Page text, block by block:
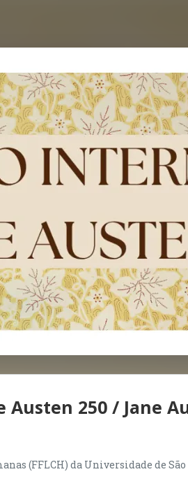
250 / Jane
(FFLCH) da Universidade de São